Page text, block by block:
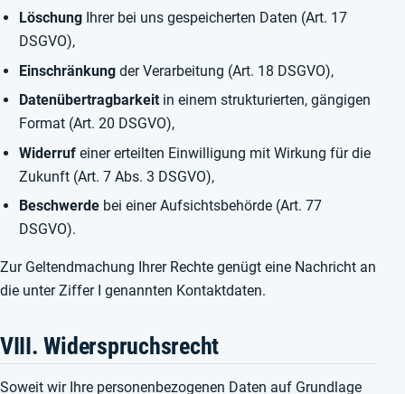
LöschungIhrer bei uns gespeicherten Daten (Art. 17
DSGVO),
Einschränkungder Verarbeitung (Art. 18 DSGVO),
Datenübertragbarkeitin einem strukturierten, gängigen
Format (Art. 20 DSGVO),
Widerrufeiner erteilten Einwilligung mit Wirkung für die
Zukunft (Art. 7 Abs. 3 DSGVO),
Beschwerdebei einer Aufsichtsbehörde (Art. 77
DSGVO).
Zur Geltendmachung Ihrer Rechte genügt eine Nachricht an
die unter Ziffer I genannten Kontaktdaten.
VIII. Widerspruchsrecht
Soweit wir Ihre personenbezogenen Daten auf Grundlage